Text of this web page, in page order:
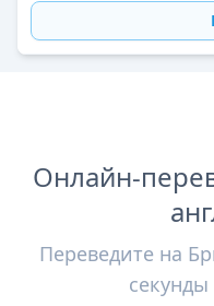
Онлайн-
Переведите на